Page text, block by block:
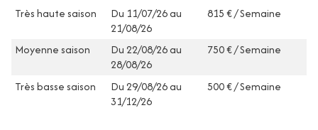
Très haute saison
Du 11/07/26 au
21/08/26
815 € / Semaine
Moyenne saison
Du 22/08/26 au
28/08/26
750 € / Semaine
Très basse saison
Du 29/08/26 au
31/12/26
500 € / Semaine